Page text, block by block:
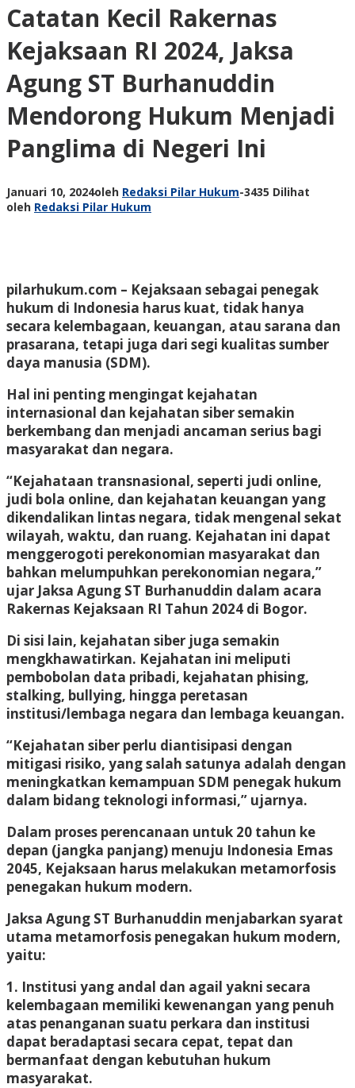
Catatan Kecil Rakernas
Kejaksaan RI 2024, Jaksa
Agung ST Burhanuddin
Mendorong Hukum Menjadi
Panglima di Negeri Ini
Januari 10, 2024oleh Redaksi Pilar Hukum-3435 Dilihat
oleh Redaksi Pilar Hukum
pilarhukum.com – Kejaksaan sebagai penegak
hukum di Indonesia harus kuat, tidak hanya
secara kelembagaan, keuangan, atau sarana dan
prasarana, tetapi juga dari segi kualitas sumber
daya manusia (SDM).
Hal ini penting mengingat kejahatan
internasional dan kejahatan siber semakin
berkembang dan menjadi ancaman serius bagi
masyarakat dan negara.
“Kejahataan transnasional, seperti judi online,
judi bola online, dan kejahatan keuangan yang
dikendalikan lintas negara, tidak mengenal sekat
wilayah, waktu, dan ruang. Kejahatan ini dapat
menggerogoti perekonomian masyarakat dan
bahkan melumpuhkan perekonomian negara,”
ujar Jaksa Agung ST Burhanuddin dalam acara
Rakernas Kejaksaan RI Tahun 2024 di Bogor.
Di sisi lain, kejahatan siber juga semakin
mengkhawatirkan. Kejahatan ini meliputi
pembobolan data pribadi, kejahatan phising,
stalking, bullying, hingga peretasan
institusi/lembaga negara dan lembaga keuangan.
“Kejahatan siber perlu diantisipasi dengan
mitigasi risiko, yang salah satunya adalah dengan
meningkatkan kemampuan SDM penegak hukum
dalam bidang teknologi informasi,” ujarnya.
Dalam proses perencanaan untuk 20 tahun ke
depan (jangka panjang) menuju Indonesia Emas
2045, Kejaksaan harus melakukan metamorfosis
penegakan hukum modern.
Jaksa Agung ST Burhanuddin menjabarkan syarat
utama metamorfosis penegakan hukum modern,
yaitu:
1. Institusi yang andal dan agail yakni secara
kelembagaan memiliki kewenangan yang penuh
atas penanganan suatu perkara dan institusi
dapat beradaptasi secara cepat, tepat dan
bermanfaat dengan kebutuhan hukum
masyarakat.